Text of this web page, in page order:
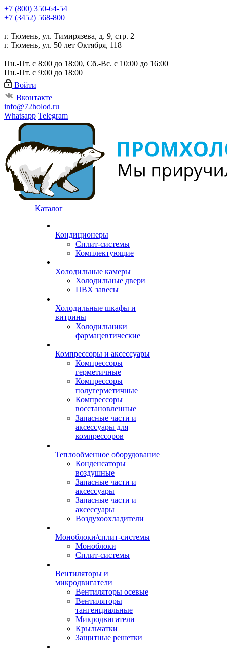
+7 (800) 350-64-54
+7 (3452) 568-800
г. Тюмень, ул. Тимирязева, д. 9, стр. 2
г. Тюмень, ул. 50 лет Октября, 118
Пн.-Пт. с 8:00 до 18:00, Сб.-Вс. с 10:00 до 16:00
Пн.-Пт. с 9:00 до 18:00
Войти
Вконтакте
info@72holod.ru
Whatsapp Telegram
Каталог
Кондиционеры
Сплит-системы
Комплектующие
Холодильные камеры
Холодильные двери
ПВХ завесы
Холодильные шкафы и
витрины
Холодильники
фармацевтические
Компрессоры и аксессуары
Компрессоры
герметичные
Компрессоры
полугерметичные
Компрессоры
восстановленные
Запасные части и
аксессуары для
компрессоров
Теплообменное оборудование
Конденсаторы
воздушные
Запасные части и
аксессуары
Запасные части и
аксессуары
Воздухоохладители
Моноблоки/сплит-системы
Моноблоки
Сплит-системы
Вентиляторы и
микродвигатели
Вентиляторы осевые
Вентиляторы
тангенциальные
Микродвигатели
Крыльчатки
Защитные решетки